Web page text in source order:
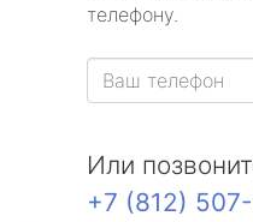
телефону.
Или
+7 (812)